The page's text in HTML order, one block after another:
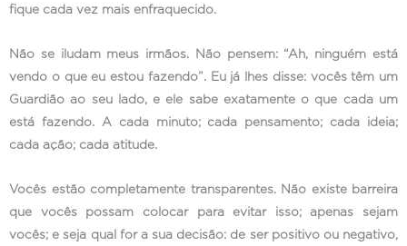
fique cada vez mais enfraquecido.
Não se iludam meus irmãos. Não pensem: “Ah, ninguém está
vendo o que eu estou fazendo”. Eu já lhes disse: vocês têm um
Guardião ao seu lado, e ele sabe exatamente o que cada um
está fazendo. A cada minuto; cada pensamento; cada ideia;
cada ação; cada atitude.
Vocês estão completamente transparentes. Não existe barreira
que vocês possam colocar para evitar isso; apenas sejam
vocês; e seja qual for a sua decisão: de ser positivo ou negativo,